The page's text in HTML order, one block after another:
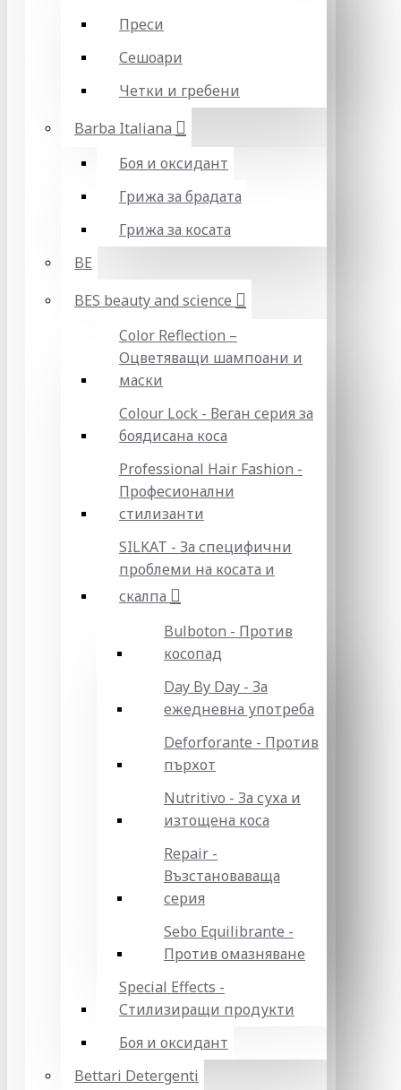
Преси
Сешоари
Четки и гребени
Barba Italiana
Боя и оксидант
Грижа за брадата
Грижа за косата
BE
BES beauty and science
Color Reflection –
Оцветяващи шампоани и
маски
Colour Lock - Веган серия за
боядисана коса
Professional Hair Fashion -
Професионални
стилизанти
SILKAT - За специфични
проблеми на косата и
скалпа
Bulboton - Против
косопад
Day By Day - За
ежедневна употреба
Deforforante - Против
пърхот
Nutritivo - За суха и
изтощена коса
Repair -
Възстановаваща
серия
Sebo Equilibrante -
Против омазняване
Special Effects -
Стилизиращи продукти
Боя и оксидант
Bettari Detergenti